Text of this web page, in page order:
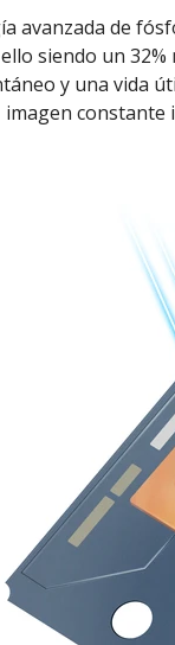
avanzada de
siendo un
y una vida
imagen constante